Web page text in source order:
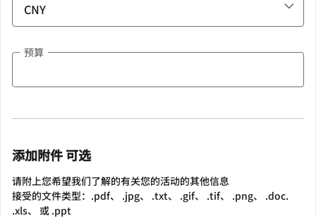
预算
添加附件 可选
请附上您希望我们了解的有关您的活动的其他信息
接受的文件类型：.pdf、 .jpg、 .txt、 .gif、 .tif、 .png、 .doc.
.xls、 或 .ppt